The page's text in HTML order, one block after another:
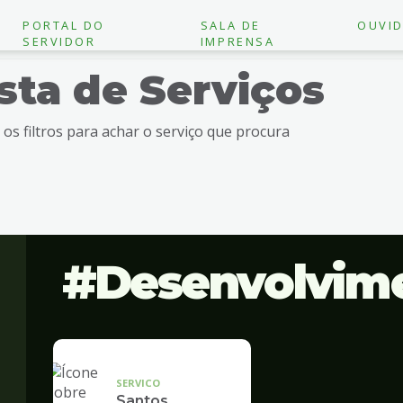
PORTAL DO
SERVIDOR
SALA DE
IMPRENSA
de Serviços
os filtros para achar o serviço que procura
SERVICO